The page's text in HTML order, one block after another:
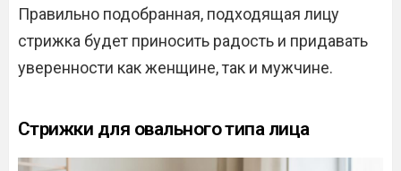
Правильно подобранная, подходящая лицу
стрижка будет приносить радость и придавать
уверенности как женщине, так и мужчине.
Стрижки для овального типа лица